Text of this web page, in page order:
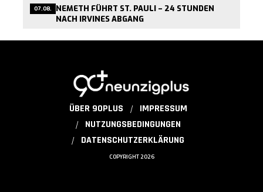
07.08. NEMETH FÜHRT ST. PAULI – 24 STUNDEN
NACH IRVINES ABGANG
ÜBER 90PLUS
IMPRESSUM
NUTZUNGSBEDINGUNGEN
DATENSCHUTZERKLÄRUNG
COPYRIGHT 2026